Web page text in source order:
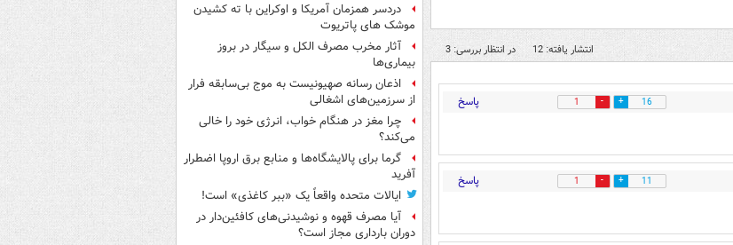
انتشار یافته: 12 در انتظار بررسی: 3
16
1 پاسخ
11
1 پاسخ
دردسر همزمان آمریکا و اوکراین با ته کشیدن
موشک های پاتریوت
آثار مخرب مصرف الکل و سیگار در بروز
بیماری‌ها
اذعان رسانه صهیونیست به موج بی‌سابقه فرار
از سرزمین‌های اشغالی
چرا مغز در هنگام خواب، انرژی خود را خالی
می‌کند؟
گرما برای پالایشگاه‌ها و منابع برق اروپا اضطرار
آفرید
ایالات متحده واقعاً یک «ببر کاغذی» است!
آیا مصرف قهوه و نوشیدنی‌های کافئین‌دار در
دوران بارداری مجاز است؟